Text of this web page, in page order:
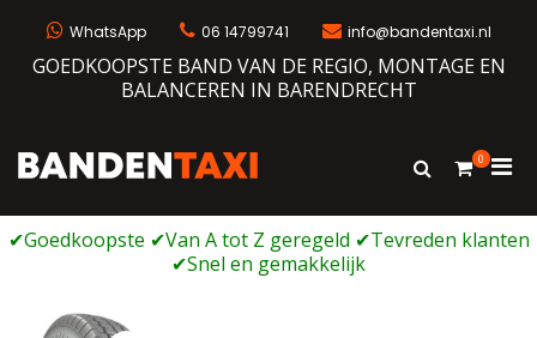
WhatsApp 06 14799741 info@bandentaxi.nl
GOEDKOOPSTE BAND VAN DE REGIO, MONTAGE EN
BALANCEREN IN BARENDRECHT
Bandengarage met eigen webshop
Toon
0
voor